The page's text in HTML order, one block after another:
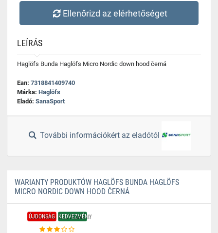
Ellenőrizd az elérhetőséget
LEÍRÁS
Haglöfs Bunda Haglöfs Micro Nordic down hood černá
Ean: 7318841409740
Márka: Haglöfs
Eladó: SanaSport
További információkért az eladótól
WARIANTY PRODUKTÓW HAGLÖFS BUNDA HAGLÖFS
MICRO NORDIC DOWN HOOD ČERNÁ
ÚJDONSÁG KEDVEZMÉNY